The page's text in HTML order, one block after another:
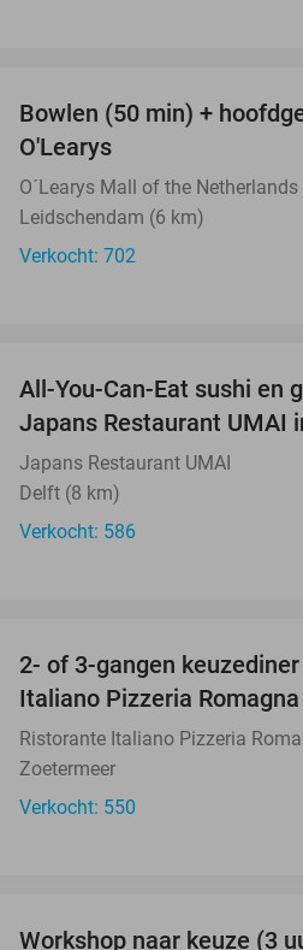
Bowlen (50 min) +
O'Learys
O´Learys Mall of the Netherlands
Leidschendam (6 km)
Verkocht: 702
All-You-Can-Eat sushi en
Japans Restaurant UMAI
Japans Restaurant UMAI
Delft (8 km)
Verkocht: 586
2- of 3-gangen
Italiano Pizzeria Romagna
Ristorante Italiano Pizzeria
Zoetermeer
Verkocht: 550
Workshop naar keuze (3